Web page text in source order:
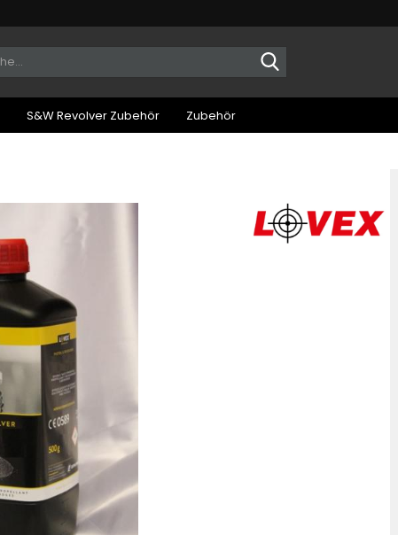
Suche...
S&W Revolver Zubehör Zubehör